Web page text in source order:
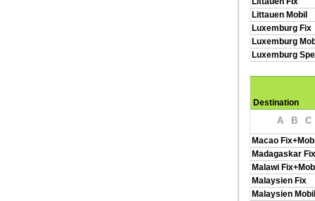
Littauen Mobil
Luxemburg Fix
Luxemburg
Luxemburg
Destination
A B C
Macao
Madagaskar
Malawi
Malaysien Fix
Malaysien Mobil